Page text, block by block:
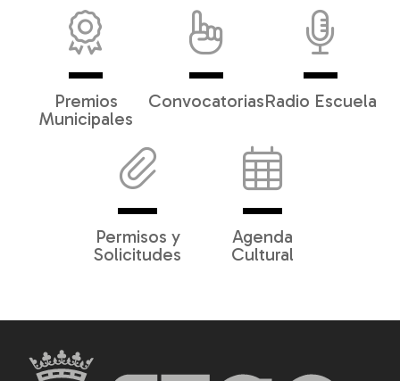
Premios
Municipales
ConvocatoriasRadio Escuela
Permisos y
Solicitudes
Agenda
Cultural